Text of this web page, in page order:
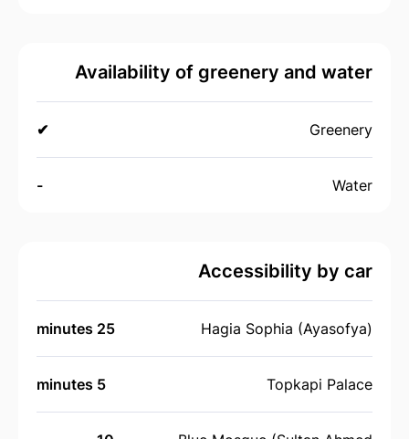
Availability of greenery and water
Greenery
✔
Water
-
Accessibility by car
Hagia Sophia (Ayasofya)
25 minutes
Topkapi Palace
5 minutes